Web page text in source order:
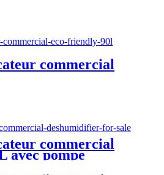
commercial
commercial
avec pompe